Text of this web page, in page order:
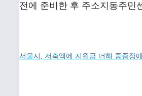
전에 준비한 후 주소지동주민
서울시, 저축액에 지원금 더해 중증장